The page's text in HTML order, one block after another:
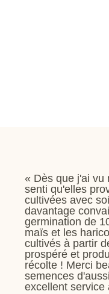
« Dès que j'ai vu
senti qu'elles
cultivées avec
davantage
germination de
maïs et les
cultivés à partir
prospéré et
récolte ! Merci
semences
excellent service